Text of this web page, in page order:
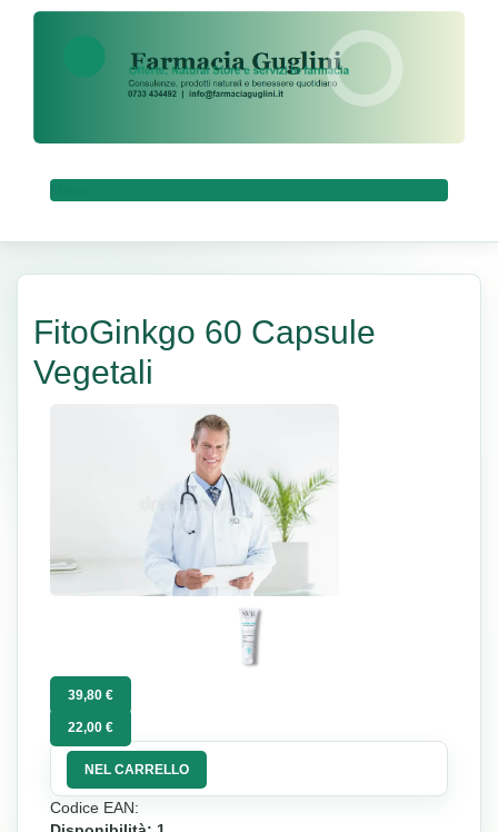
FitoGinkgo 60 Capsule
Vegetali
39,80 €
22,00 €
NEL CARRELLO
Codice EAN: